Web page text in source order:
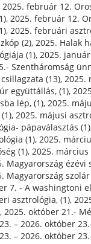
2025. február 12.
, 2025. február 12.
, 2025. februári
(2), 2025. Halak
(1), 2025.
Szentháromság
(13), 2025.
együttállás, (1),
lép, (1), 2025.
, 2025. májusi
pápaválasztás (1)
(1), 2025.
(1), 2025. március
Magyarország ézévi
Magyarország
7. - A washingtoni
asztrológia, (1),
, 2025. október 21.-
– 2026. október
– 2026. október